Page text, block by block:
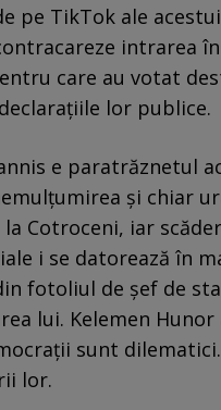
pe TikTok ale
intrarea
care au votat
lor publice.
e paratrăznetul
și chiar
la Cotroceni, iar
i se datorează în
fotoliul de șef de
lui. Kelemen
sunt
lor.